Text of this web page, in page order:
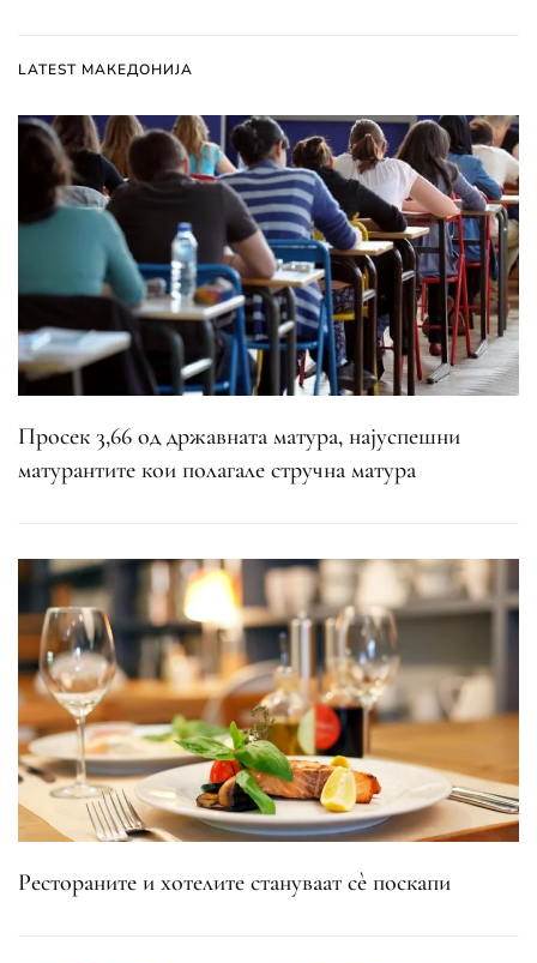
LATEST МАКЕДОНИЈА
Просек 3,66 од државната матура, најуспешни
матурантите кои полагале стручна матура
Рестораните и хотелите стануваат сè поскапи